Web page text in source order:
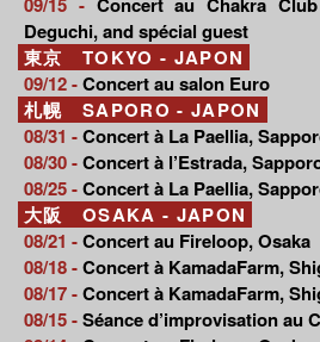
Deguchi, and spécial guest
東京 TOKYO - JAPON
09/12 -Concert au salon Euro
札幌 SAPORO - JAPON
08/31 -Concert à La Paellia,
08/30 -Concert à l’Estrada,
08/25 -Concert à La Paellia,
大阪 OSAKA - JAPON
08/21 -Concert au Fireloop, Osaka
08/18 -Concert à KamadaFarm,
08/17 -Concert à KamadaFarm,
08/15 -Séance d’improvisation au